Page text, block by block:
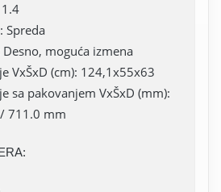
1.4
Spreda
moguća izmena
VxŠxD (cm): 124,1x55x63
sa pakovanjem VxŠxD (mm):
711.0 mm